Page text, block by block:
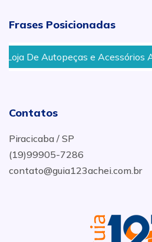
Frases Posicionadas
De Autopeças e Acessórios
Contatos
Piracicaba / SP
(19)99905-7286
contato@guia123achei.com.br